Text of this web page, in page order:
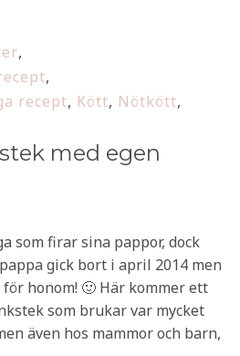
,
,
recept, Kött, Nötkött,
med egen
som firar sina pappor, dock
gick bort i april 2014 men
honom! 🙂 Här kommer ett
som brukar var mycket
även hos mammor och barn,